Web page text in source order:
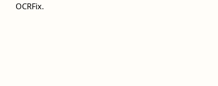
OCRFix.